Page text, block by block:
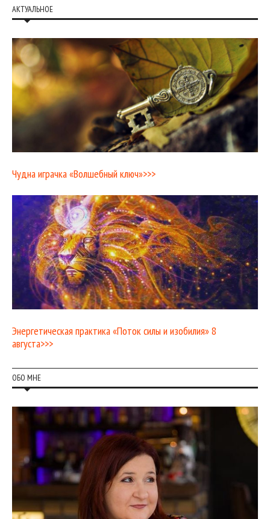
АКТУАЛЬНОЕ
Чудна играчка «Волшебный ключ»>>>
Энергетическая практика «Поток силы и изобилия» 8
августа>>>
ОБО МНЕ